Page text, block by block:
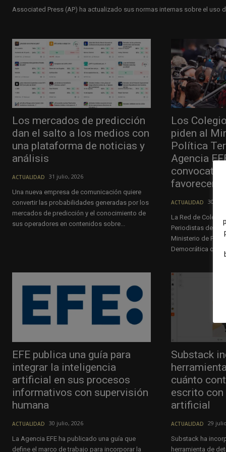
Associated Press (AP) ha actualizado sus normas internas sobre el
Los mercados de predicción
dan el salto a los medios con
una plataforma de noticias y
análisis
ACTUALIDAD 31 julio, 2026
Una nueva empresa de comunicación quiere
convertir las probabilidades generadas por los
mercados de predicción y el conocimiento de
sus operadores en contenidos sobre...
Los
piden al
Política
Agencia
favorecer
ACTUALIDAD 30
La Red de
Periodistas de
Ministerio de
Democrática que
EFE publica una guía para
integrar la inteligencia
artificial en sus procesos
informativos con supervisión
humana
ACTUALIDAD 30 julio, 2026
La Agencia EFE ha publicado una guía que
define el marco de trabajo para incorporar la
Substack
cuánto
escrito
artificial
ACTUALIDAD 29
Substack ha
herramienta de